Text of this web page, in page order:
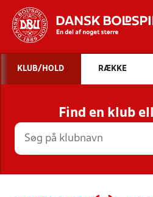
STILLINGER,
HOLD
KLUB/HOLD RÆKKE
Find en klub